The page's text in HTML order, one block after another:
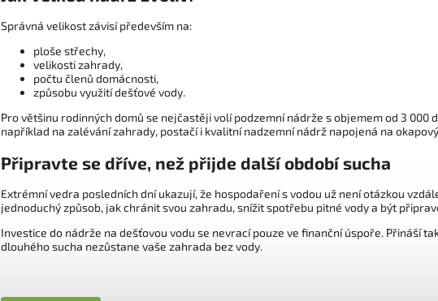
Správná velikost závisí především na:
ploše střechy,
velikosti zahrady,
počtu členů domácnosti,
způsobu využití dešťové vody.
Pro většinu rodinných domů se nejčastěji volí podzemní nádrže s objemem od 3
například na zalévání zahrady, postačí i kvalitní nadzemní nádrž napojená na
Připravte se dříve, než přijde další období sucha
Extrémní vedra posledních dní ukazují, že hospodaření s vodou už není otázkou
jednoduchý způsob, jak chránit svou zahradu, snížit spotřebu pitné vody a být
Investice do nádrže na dešťovou vodu se nevrací pouze ve finanční úspoře. Přináší
dlouhého sucha nezůstane vaše zahrada bez vody.